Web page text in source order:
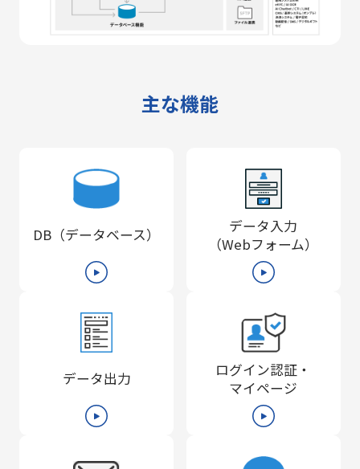
主な機能
DB（データベース）
データ入力
（Webフォーム）
データ出力
ログイン認証・
マイページ